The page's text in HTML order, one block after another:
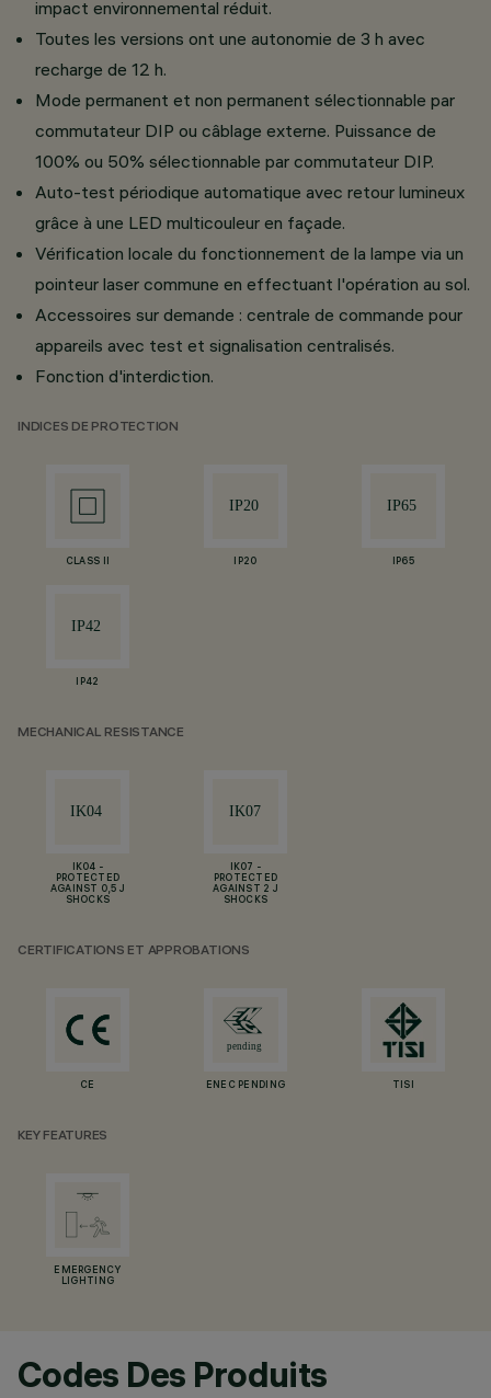
impact environnemental réduit.
Toutes les versions ont une autonomie de 3 h avec
recharge de 12 h.
Mode permanent et non permanent sélectionnable par
commutateur DIP ou câblage externe. Puissance de
100% ou 50% sélectionnable par commutateur DIP.
Auto-test périodique automatique avec retour lumineux
grâce à une LED multicouleur en façade.
Vérification locale du fonctionnement de la lampe via un
pointeur laser commune en effectuant l'opération au sol.
Accessoires sur demande : centrale de commande pour
appareils avec test et signalisation centralisés.
Fonction d'interdiction.
INDICES DE PROTECTION
CLASS II IP20 IP65
IP42
MECHANICAL RESISTANCE
IK04 -
PROTECTED
AGAINST 0,5 J
SHOCKS
IK07 -
PROTECTED
AGAINST 2 J
SHOCKS
CERTIFICATIONS ET APPROBATIONS
CE ENEC PENDING TISI
KEY FEATURES
EMERGENCY
LIGHTING
Codes Des Produits